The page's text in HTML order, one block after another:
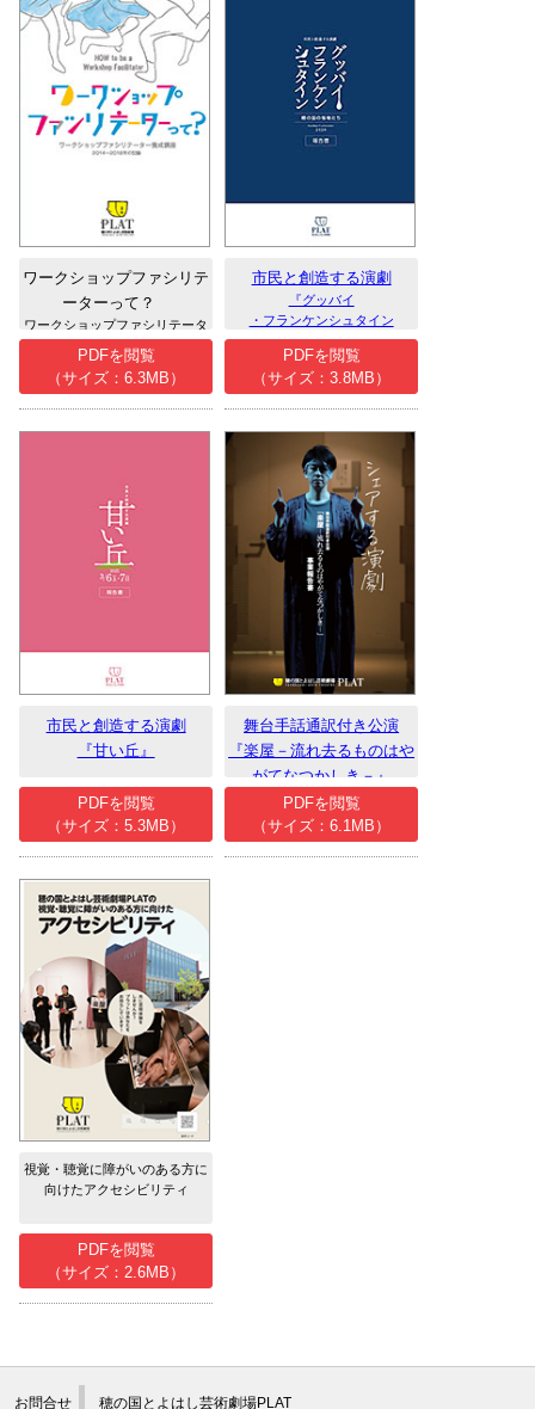
ワークショップファシリテ
ーターって？
ワークショップファシリテータ
ー養成講座
PDFを閲覧
（サイズ：6.3MB）
市民と創造する演劇
『グッバイ
・フランケンシュタイン
－穂の国の怪物たち－』
PDFを閲覧
（サイズ：3.8MB）
市民と創造する演劇
『甘い丘』
PDFを閲覧
（サイズ：5.3MB）
舞台手話通訳付き公演
『楽屋－流れ去るものはや
がてなつかしき－』
PDFを閲覧
（サイズ：6.1MB）
視覚・聴覚に障がいのある方に
向けたアクセシビリティ
PDFを閲覧
（サイズ：2.6MB）
お問合せ 穂の国とよはし芸術劇場PLAT